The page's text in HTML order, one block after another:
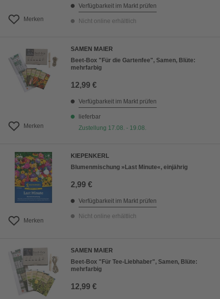
Merken
Verfügbarkeit im Markt prüfen
Nicht online erhältlich
Merken
SAMEN MAIER
Beet-Box "Für die Gartenfee", Samen, Blüte:
mehrfarbig
12,99 €
Verfügbarkeit im Markt prüfen
lieferbar
Zustellung 17.08. - 19.08.
Merken
KIEPENKERL
Blumenmischung »Last Minute«, einjährig
2,99 €
Verfügbarkeit im Markt prüfen
Nicht online erhältlich
SAMEN MAIER
Beet-Box "Für Tee-Liebhaber", Samen, Blüte:
mehrfarbig
12,99 €